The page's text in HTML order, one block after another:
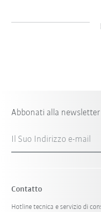
Abbonati alla newsletter
Il Suo Indirizzo e-mail
Contatto
Hotline tecnica e servizio di